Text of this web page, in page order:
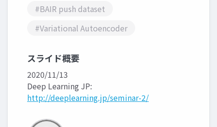
#BAIR push dataset
#Variational Autoencoder
スライド概要
2020/11/13
Deep Learning JP:
http://deeplearning.jp/seminar-2/